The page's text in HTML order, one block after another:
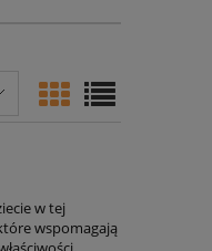
w tej
wspomagają